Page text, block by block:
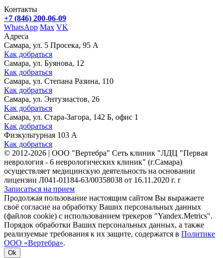
Контакты
+7 (846) 200-06-09
WhatsApp Max VK
Адреса
Самара, ул. 5 Просека, 95 А
Как добраться
Самара, ул. Буянова, 12
Как добраться
Самара, ул. Степана Разина, 110
Как добраться
Самара, ул. Энтузиастов, 26
Как добраться
Самара, ул. Стара-Загора, 142 Б, офис 1
Как добраться
Физкультурная 103 А
Как добраться
© 2012-2026 | ООО "Вертебра" Сеть клиник "ЛДЦ "Первая
неврология - 6 неврологических клиник" (г.Самара)
осуществляет медицинскую деятельность на основании
лицензии Л041-01184-63/00358038 от 16.11.2020 г. г
Записаться на прием
Продолжая пользование настоящим сайтом Вы выражаете
своё согласие на обработку Ваших персональных данных
(файлов cookie) с использованием трекеров "Yandex.Metrics".
Порядок обработки Ваших персональных данных, а также
реализуемые требования к их защите, содержатся в Политике
ООО «Вертебра».
Ok